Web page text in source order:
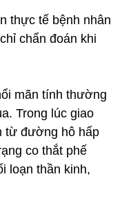
thực tế bệnh nhân
chẩn đoán khi
mãn tính thường
Trong lúc giao
từ đường hô hấp
co thắt phế
loạn thần kinh,